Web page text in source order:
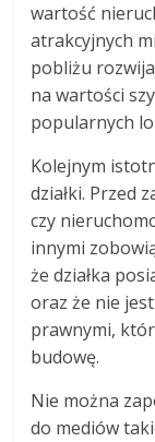
wartość
atrakcyjnych
pobliżu
na wartości
popularnych
Kolejnym
działki. Przed
czy
innymi
że działka
oraz że nie
prawnymi,
budowę.
Nie można
do mediów